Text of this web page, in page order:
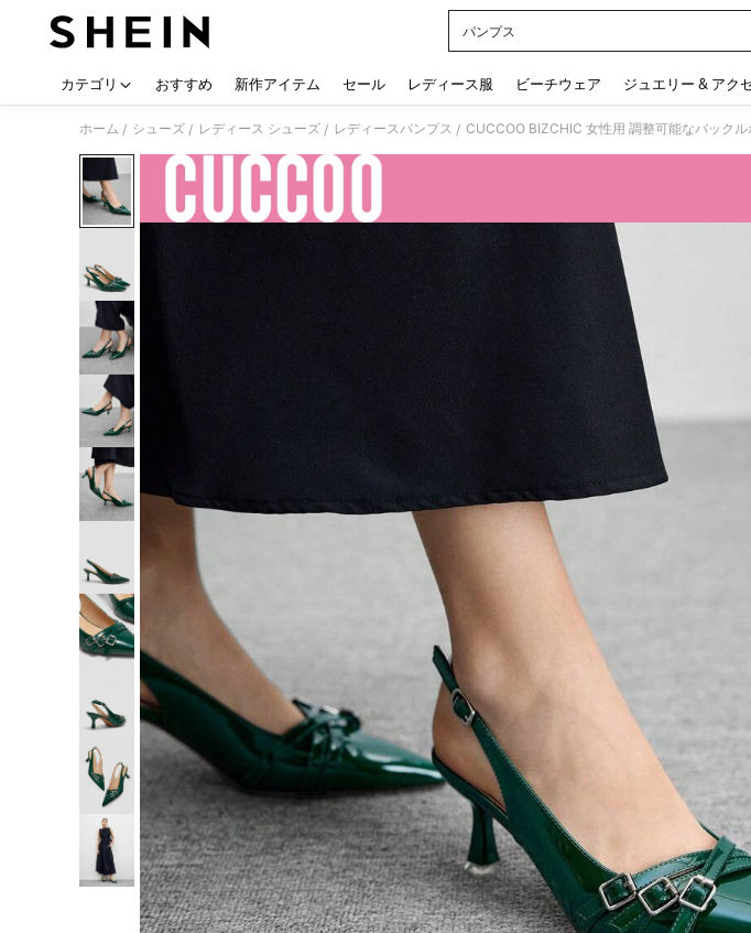
パンプス
カテゴリ おすすめ 新作アイテム セール レディース服 ビーチウェア ジュエリー & アク
ホーム / シューズ / レディース シューズ / レディースパンプス / CUCCOO BIZCHIC 女性用 調整可能なバック